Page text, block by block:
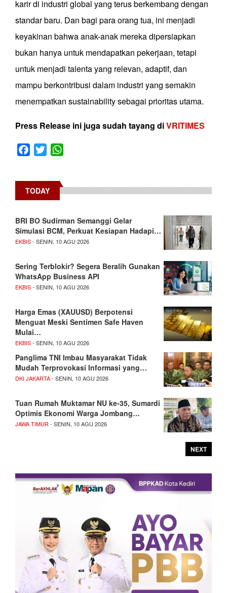
karir di industri global yang terus berkembang dengan
standar baru. Dan bagi para orang tua, ini menjadi
keyakinan bahwa anak-anak mereka dipersiapkan
bukan hanya untuk mendapatkan pekerjaan, tetapi
untuk menjadi talenta yang relevan, adaptif, dan
mampu berkontribusi dalam industri yang semakin
menempatkan sustainability sebagai prioritas utama.
Press Release ini juga sudah tayang diVRITIMES
Facebook
Twitter
TODAY
BRI BO Sudirman Semanggi Gelar
Simulasi BCM, Perkuat Kesiapan Hadapi…
EKBIS- SENIN, 10 AGU 2026
Sering Terblokir? Segera Beralih Gunakan
WhatsApp Business API
EKBIS- SENIN, 10 AGU 2026
Harga Emas (XAUUSD) Berpotensi
Menguat Meski Sentimen Safe Haven
Mulai…
EKBIS- SENIN, 10 AGU 2026
Panglima TNI Imbau Masyarakat Tidak
Mudah Terprovokasi Informasi yang…
DKI JAKARTA- SENIN, 10 AGU 2026
Tuan Rumah Muktamar NU ke-35, Sumardi
Optimis Ekonomi Warga Jombang…
JAWA TIMUR- SENIN, 10 AGU 2026
NEXT